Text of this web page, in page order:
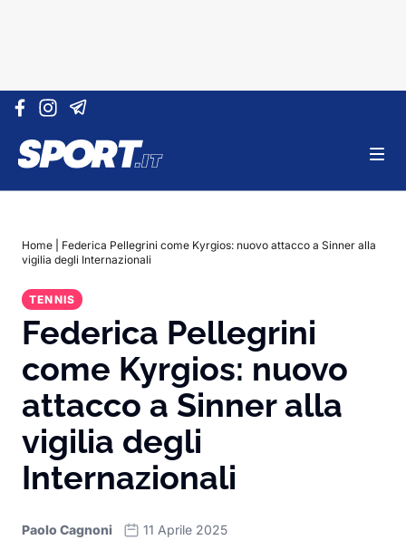
Vai al contenuto
Home
Federica Pellegrini come Kyrgios: nuovo attacco a Sinner alla
vigilia degli Internazionali
TENNIS
Federica Pellegrini
come Kyrgios: nuovo
attacco a Sinner alla
vigilia degli
Internazionali
Paolo Cagnoni 11 Aprile 2025